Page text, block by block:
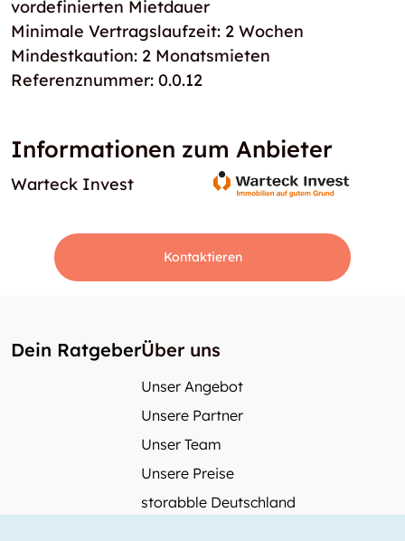
vordefinierten Mietdauer
Minimale Vertragslaufzeit: 2 Wochen
Mindestkaution: 2 Monatsmieten
Referenznummer: 0.0.12
Informationen zum Anbieter
Warteck Invest
Kontaktieren
Dein RatgeberÜber uns
Unser Angebot
Unsere Partner
Unser Team
Unsere Preise
storabble Deutschland